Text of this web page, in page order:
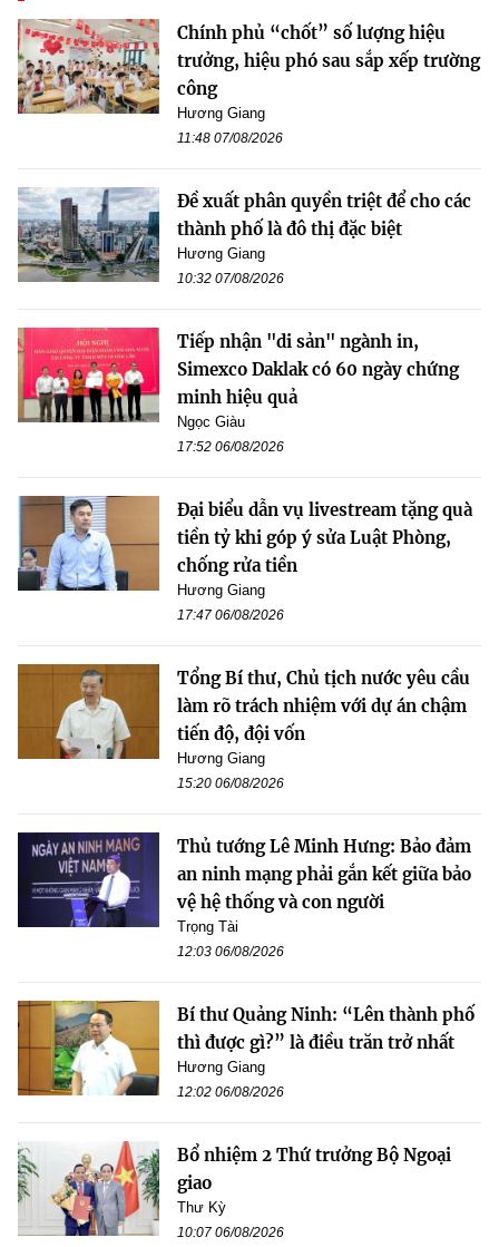
Chính phủ “chốt” số lượng hiệu
trưởng, hiệu phó sau sắp xếp trường
công
Hương Giang
11:48 07/08/2026
Đề xuất phân quyền triệt để cho các
thành phố là đô thị đặc biệt
Hương Giang
10:32 07/08/2026
Tiếp nhận "di sản" ngành in,
Simexco Daklak có 60 ngày chứng
minh hiệu quả
Ngọc Giàu
17:52 06/08/2026
Đại biểu dẫn vụ livestream tặng quà
tiền tỷ khi góp ý sửa Luật Phòng,
chống rửa tiền
Hương Giang
17:47 06/08/2026
Tổng Bí thư, Chủ tịch nước yêu cầu
làm rõ trách nhiệm với dự án chậm
tiến độ, đội vốn
Hương Giang
15:20 06/08/2026
Thủ tướng Lê Minh Hưng: Bảo đảm
an ninh mạng phải gắn kết giữa bảo
vệ hệ thống và con người
Trọng Tài
12:03 06/08/2026
Bí thư Quảng Ninh: “Lên thành phố
thì được gì?” là điều trăn trở nhất
Hương Giang
12:02 06/08/2026
Bổ nhiệm 2 Thứ trưởng Bộ Ngoại
giao
Thư Kỳ
10:07 06/08/2026